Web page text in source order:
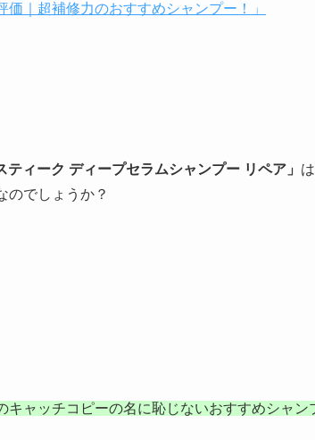
価｜超補修力のおすすめシャンプー！」
ティーク ディープセラムシャンプー リペア」
のでしょうか？
キャッチコピーの名に恥じないおすすめシャン